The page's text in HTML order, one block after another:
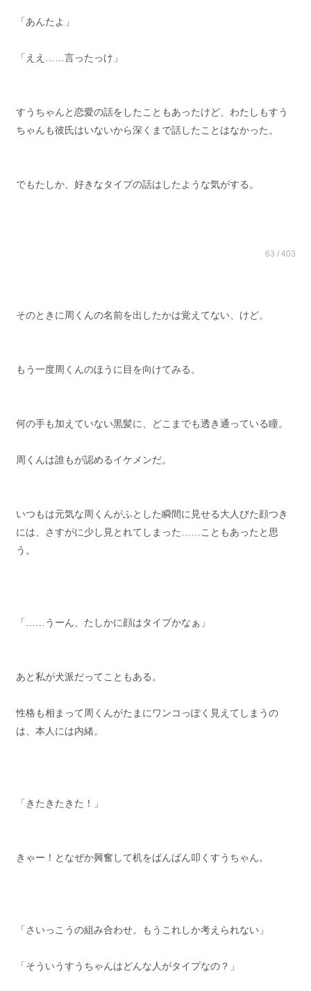
「あんたよ」
「ええ……言ったっけ」
すうちゃんと恋愛の話をしたこともあったけど、わたしもすう
ちゃんも彼氏はいないから深くまで話したことはなかった。
でもたしか、好きなタイプの話はしたような気がする。
63 / 403
そのときに周くんの名前を出したかは覚えてない、けど。
もう一度周くんのほうに目を向けてみる。
何の手も加えていない黒髪に、どこまでも透き通っている瞳。
周くんは誰もが認めるイケメンだ。
いつもは元気な周くんがふとした瞬間に見せる大人びた顔つき
には、さすがに少し見とれてしまった……こともあったと思
う。
「……うーん、たしかに顔はタイプかなぁ」
あと私が犬派だってこともある。
性格も相まって周くんがたまにワンコっぽく見えてしまうの
は、本人には内緒。
「きたきたきた！」
きゃー！となぜか興奮して机をばんばん叩くすうちゃん。
「さいっこうの組み合わせ。もうこれしか考えられない」
「そういうすうちゃんはどんな人がタイプなの？」